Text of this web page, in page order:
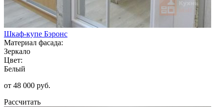
Шкаф-купе Бэронс
Материал фасада:
Зеркало
Цвет:
Белый
от 48 000 руб.
Рассчитать